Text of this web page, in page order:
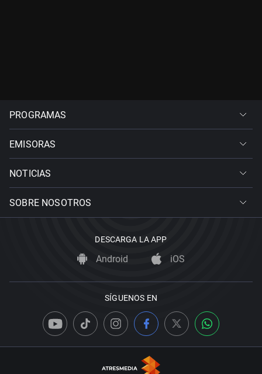
PROGRAMAS
EMISORAS
NOTICIAS
SOBRE NOSOTROS
DESCARGA LA APP
Android iOS
SÍGUENOS EN